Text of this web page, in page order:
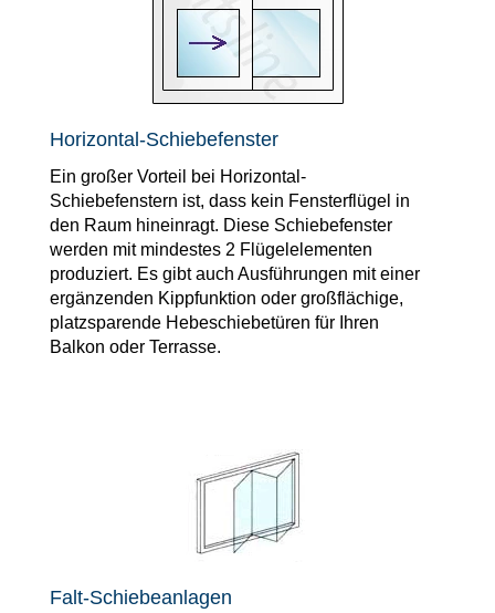
Horizontal-Schiebefenster
Ein großer Vorteil bei Horizontal-
Schiebefenstern ist, dass kein Fensterflügel in
den Raum hineinragt. Diese Schiebefenster
werden mit mindestes 2 Flügelelementen
produziert. Es gibt auch Ausführungen mit einer
ergänzenden Kippfunktion oder großflächige,
platzsparende Hebeschiebetüren für Ihren
Balkon oder Terrasse.
Falt-Schiebeanlagen